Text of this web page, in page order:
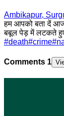
Ambikapur,
हम आपको बता दें आज
बबूल पेड़ में लटकते हुए
#death#crime#
Comments 1